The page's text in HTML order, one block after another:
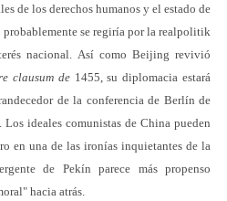
de los derechos humanos y el estado de
se regiría por la realpolitik
nacional. Así como Beijing revivió
clausum de1455, su diplomacia estará
de la conferencia de Berlín de
ideales comunistas de China pueden
en una de las ironías inquietantes de la
de Pekín parece más propenso
hacia atrás.